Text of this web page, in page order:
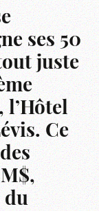
ses 50
juste
l’Hôtel
Ce
du